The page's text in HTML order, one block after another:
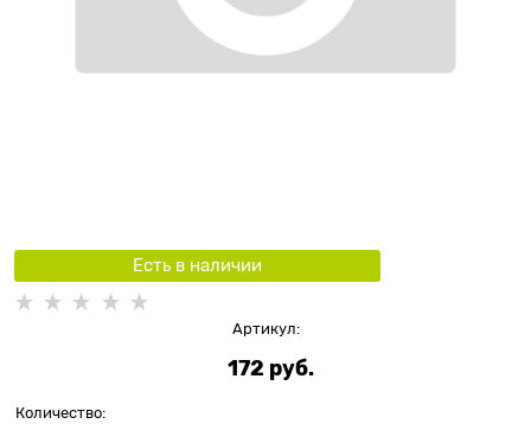
Есть в наличии
Артикул:
172 руб.
Количество: